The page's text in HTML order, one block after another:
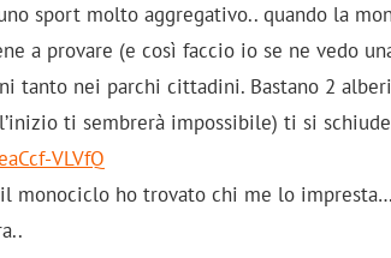
uno sport molto aggregativo.. quando la
a provare (e così faccio io se ne vedo
tanto nei parchi cittadini. Bastano 2
ti sembrerà impossibile) ti si
VLVfQ
monociclo ho trovato chi me lo